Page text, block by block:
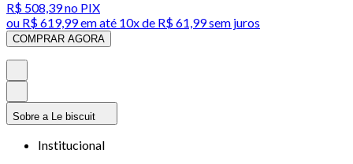
R$ 508,39no PIX
ou R$ 619,99em até 10x de R$ 61,99 sem juros
COMPRAR AGORA
Sobre a Le biscuit
Institucional